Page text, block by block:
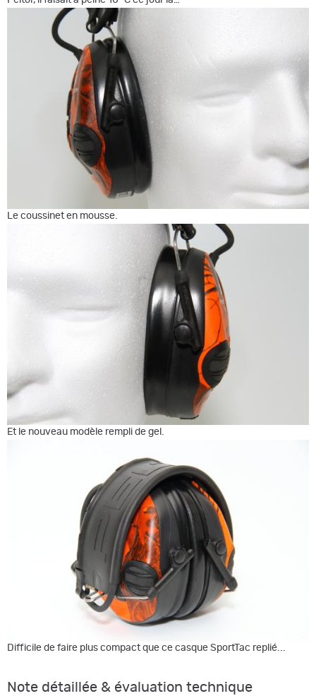
Le coussinet en mousse.
Et le nouveau modèle rempli de gel.
Difficile de faire plus compact que ce casque SportTac replié...
Note détaillée & évaluation technique